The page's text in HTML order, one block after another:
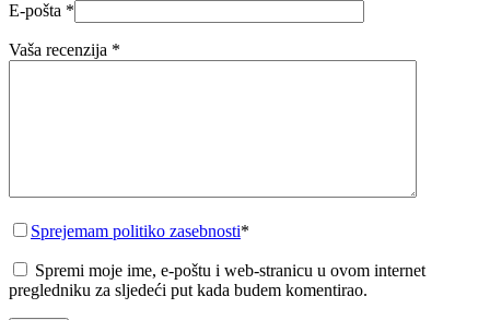
E-pošta *
Vaša recenzija *
Sprejemam politiko zasebnosti*
Spremi moje ime, e-poštu i web-stranicu u ovom internet
pregledniku za sljedeći put kada budem komentirao.